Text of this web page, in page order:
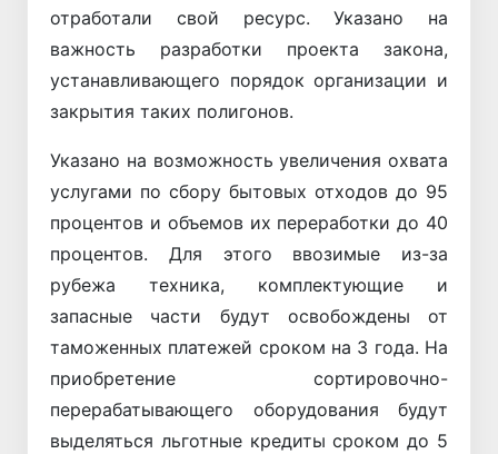
отработали свой ресурс. Указано на
важность разработки проекта закона,
устанавливающего порядок организации и
закрытия таких полигонов.
Указано на возможность увеличения охвата
услугами по сбору бытовых отходов до 95
процентов и объемов их переработки до 40
процентов. Для этого ввозимые из-за
рубежа техника, комплектующие и
запасные части будут освобождены от
таможенных платежей сроком на 3 года. На
приобретение сортировочно-
перерабатывающего оборудования будут
выделяться льготные кредиты сроком до 5